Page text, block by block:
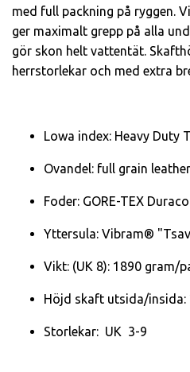
med full packning på ryggen.
ger maximalt grepp på alla
gör skon helt vattentät.
herrstorlekar och med extra
Lowa index: Heavy Duty
Ovandel: full grain
Foder: GORE-TEX
Yttersula: Vibram®
Vikt: (UK 8): 1890 gram/
Höjd skaft utsida/insida:
Storlekar: UK 3-9